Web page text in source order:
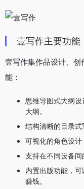
壹写作主要功能
壹写作集作品设计、
能：
思维导图式大纲
大纲。
结构清晰的目录式
可视化的角色设计
支持在不同设备间
内置出版功能，
赚钱。